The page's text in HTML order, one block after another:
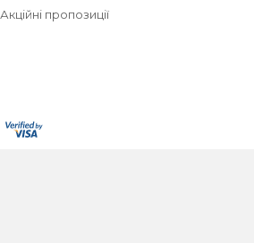
Акційні пропозиції